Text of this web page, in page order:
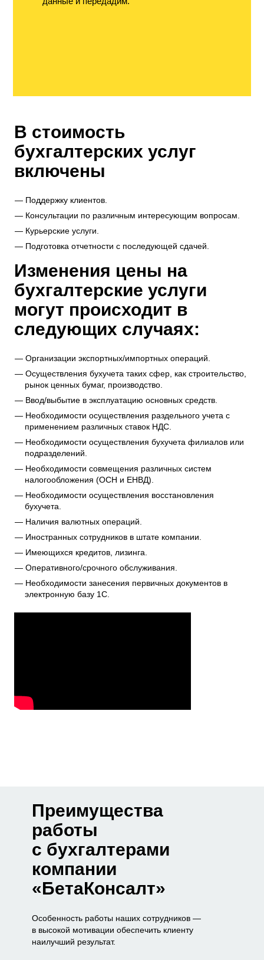
В стоимость
бухгалтерских услуг
включены
Поддержку клиентов.
Консультации по различным интересующим вопросам.
Курьерские услуги.
Подготовка отчетности с последующей сдачей.
Изменения цены на
бухгалтерские услуги
могут происходит в
следующих случаях:
Организации экспортных/импортных операций.
Осуществления бухучета таких сфер, как строительство,
рынок ценных бумаг, производство.
Ввод/выбытие в эксплуатацию основных средств.
Необходимости осуществления раздельного учета с
применением различных ставок НДС.
Необходимости осуществления бухучета филиалов или
подразделений.
Необходимости совмещения различных систем
налогообложения (ОСН и ЕНВД).
Необходимости осуществления восстановления
бухучета.
Наличия валютных операций.
Иностранных сотрудников в штате компании.
Имеющихся кредитов, лизинга.
Оперативного/срочного обслуживания.
Необходимости занесения первичных документов в
электронную базу 1C.
Преимущества
работы
с бухгалтерами
компании
«БетаКонсалт»
Особенность работы наших сотрудников —
в высокой мотивации обеспечить клиенту
наилучший результат.